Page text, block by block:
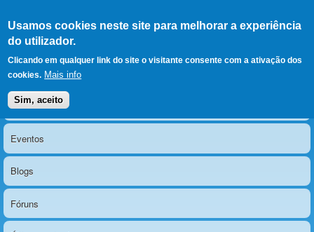
Usamos cookies neste site para melhorar a experiência
do utilizador.
Clicando em qualquer link do site o visitante consente com a ativação dos
cookies. Mais info
Sim, aceito
LERPARAVER , ir para a
página principal
O portal da visão diferente
Menu principal
Notícias
Eventos
Blogs
Fóruns